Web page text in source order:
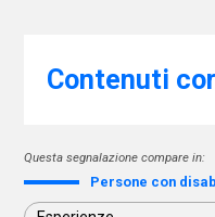
Contenuti
Questa segnalazione compare in:
Persone con